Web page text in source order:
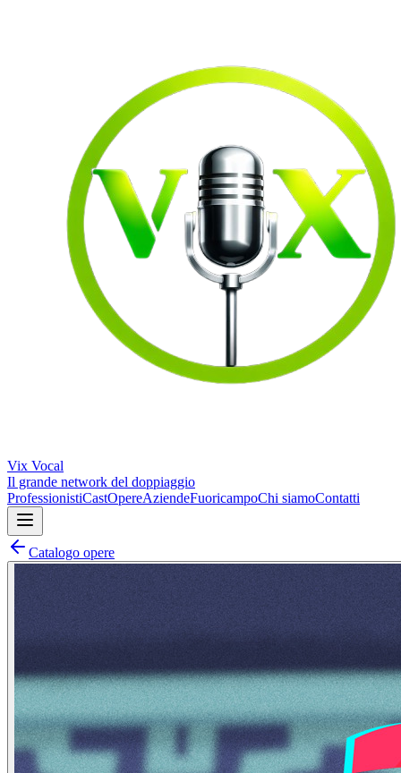
Vix Vocal
Il grande network del doppiaggio
ProfessionistiCastOpereAziendeFuoricampoChi siamoContatti
Catalogo opere